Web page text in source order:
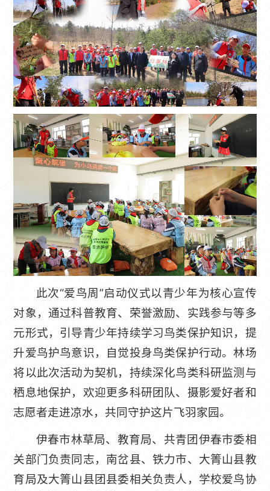
此次“爱鸟周”启动仪式以青少年为核心宣传
对象，通过科普教育、荣誉激励、实践参与等多
元形式，引导青少年持续学习鸟类保护知识，提
升爱鸟护鸟意识，自觉投身鸟类保护行动。林场
将以此次活动为契机，持续深化鸟类科研监测与
栖息地保护，欢迎更多科研团队、摄影爱好者和
志愿者走进凉水，共同守护这片飞羽家园。
伊春市林草局、教育局、共青团伊春市委相
关部门负责同志，南岔县、铁力市、大箐山县教
育局及大箐山县团县委相关负责人，学校爱鸟协